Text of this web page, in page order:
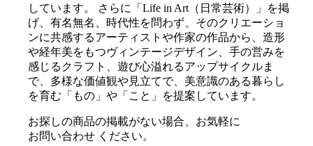
しています。 さらに「Life in Art（日常芸術）」を掲
げ、有名無名、時代性を問わず、そのクリエーショ
ンに共感するアーティストや作家の作品から、造形
や経年美をもつヴィンテージデザイン、手の営みを
感じるクラフト、遊び心溢れるアップサイクルま
で、多様な価値観や見立てで、美意識のある暮らし
を育む「もの」や「こと」を提案しています。
お探しの商品の掲載がない場合、お気軽に
お問い合わせ ください。